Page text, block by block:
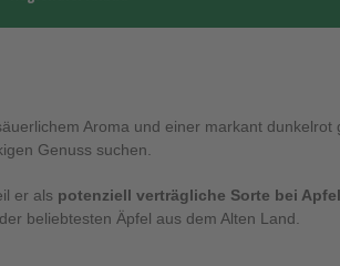
Aroma und einer markant
Genuss suchen.
er als potenziell verträgliche Sorte bei
beliebtesten Äpfel aus dem Alten Land.